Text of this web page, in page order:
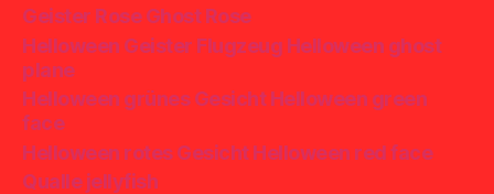
Geister Rose Ghost Rose
Helloween Geister Flugzeug Helloween ghost
plane
Helloween grünes Gesicht Helloween green
face
Helloween rotes Gesicht Helloween red face
Qualle jellyfish